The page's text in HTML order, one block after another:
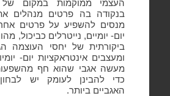
העצמי ממוקמות במקום של
בנקודה בה פרטים מנהלים
מנסים להשפיע על פרטים
יום- יומיים, נייטרלים כביכול,
ביקורתית של יחסי העוצמה
ומעצבים אינטראקציות יום-
מעשה אגבי שהוא חף
כדי להבינן לעומק יש
האגביים ביותר.